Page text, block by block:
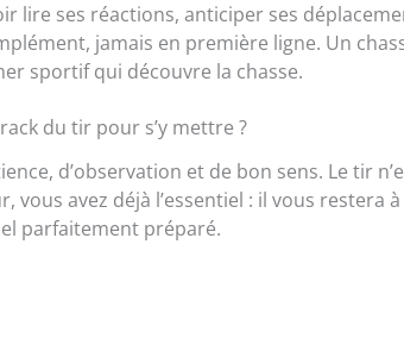
lire ses réactions, anticiper ses
jamais en première ligne. Un
sportif qui découvre la chasse.
du tir pour s’y mettre ?
d’observation et de bon sens. Le tir
vous avez déjà l’essentiel : il vous restera à
parfaitement préparé.